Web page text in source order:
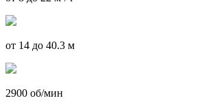
от 14 до 40.3 м
2900 об/мин